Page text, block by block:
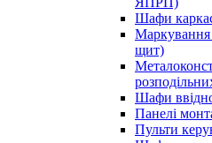
Шафи
Маркування
щит)
Шафи
Панелі
Пульти